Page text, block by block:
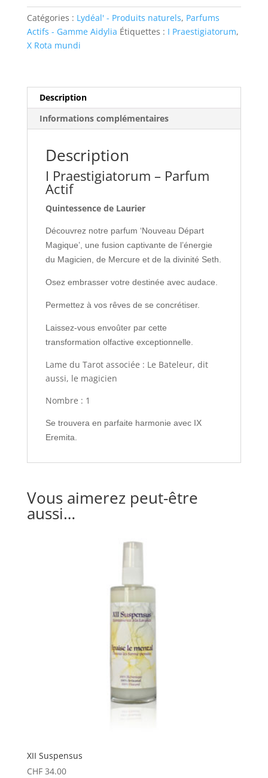
Catégories : Lydéal' - Produits naturels, Parfums
Actifs - Gamme Aidylia Étiquettes : I Praestigiatorum,
X Rota mundi
Description
Informations complémentaires
Description
I Praestigiatorum – Parfum
Actif
Quintessence de Laurier
Découvrez notre parfum ‘Nouveau Départ
Magique’, une fusion captivante de l’énergie
du Magicien, de Mercure et de la divinité Seth.
Osez embrasser votre destinée avec audace.
Permettez à vos rêves de se concrétiser.
Laissez-vous envoûter par cette
transformation olfactive exceptionnelle.
Lame du Tarot associée : Le Bateleur, dit
aussi, le magicien
Nombre : 1
Se trouvera en parfaite harmonie avec IX
Eremita.
Vous aimerez peut-être
aussi…
XII Suspensus
CHF34.00